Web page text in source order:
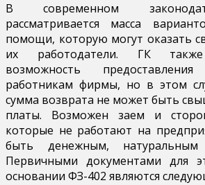
В современном
рассматривается масса
помощи, которую могут оказать
их работодатели. ГК также
возможность
работникам фирмы, но в этом
сумма возврата не может быть
платы. Возможен заем и
которые не работают на
быть денежным,
Первичными документами для
основании ФЗ-402 являются